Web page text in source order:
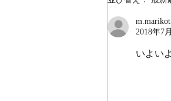
2018年7
いよい